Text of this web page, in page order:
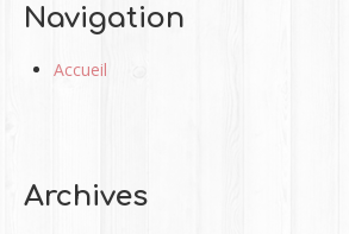
Navigation
Accueil
Archives